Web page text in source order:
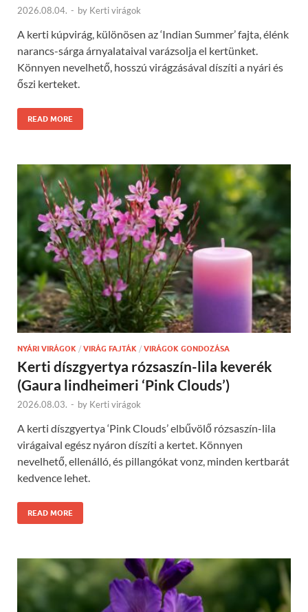
2026.08.04. - by Kerti virágok
A kerti kúpvirág, különösen az ‘Indian Summer’ fajta, élénk
narancs-sárga árnyalataival varázsolja el kertünket.
Könnyen nevelhető, hosszú virágzásával díszíti a nyári és
őszi kerteket.
READ MORE
NYÁRI VIRÁGOK / VIRÁG FAJTÁK / VIRÁGOK GONDOZÁSA
Kerti díszgyertya rózsaszín-lila keverék
(Gaura lindheimeri ‘Pink Clouds’)
2026.08.03. - by Kerti virágok
A kerti díszgyertya ‘Pink Clouds’ elbűvölő rózsaszín-lila
virágaival egész nyáron díszíti a kertet. Könnyen
nevelhető, ellenálló, és pillangókat vonz, minden kertbarát
kedvence lehet.
READ MORE